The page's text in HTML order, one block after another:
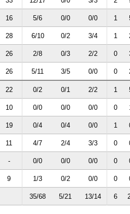
16 5/6 0/0 0/0 1
28 6/10 0/2 3/4 1
26 2/8 0/3 2/2 0
26 5/11 3/5 0/0 0
22 0/2 0/1 2/2 1
10 0/0 0/0 0/0 0
19 0/4 0/4 0/0 1
11 4/7 2/4 3/3 0
- 0/0 0/0 0/0 0
9 1/3 0/2 0/0 0
35/68 5/21 13/14 6